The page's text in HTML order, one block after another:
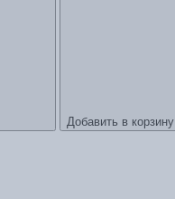
Добавить в корзину